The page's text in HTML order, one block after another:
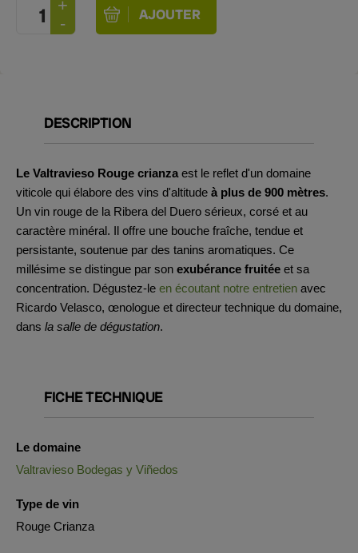
DESCRIPTION
Le Valtravieso Rouge crianza est le reflet d'un domaine
viticole qui élabore des vins d'altitude à plus de 900 mètres.
Un vin rouge de la Ribera del Duero sérieux, corsé et au
caractère minéral. Il offre une bouche fraîche, tendue et
persistante, soutenue par des tanins aromatiques. Ce
millésime se distingue par son exubérance fruitée et sa
concentration. Dégustez-le en écoutant notre entretien avec
Ricardo Velasco, œnologue et directeur technique du domaine,
dans la salle de dégustation.
FICHE TECHNIQUE
Le domaine
Valtravieso Bodegas y Viñedos
Type de vin
Rouge Crianza